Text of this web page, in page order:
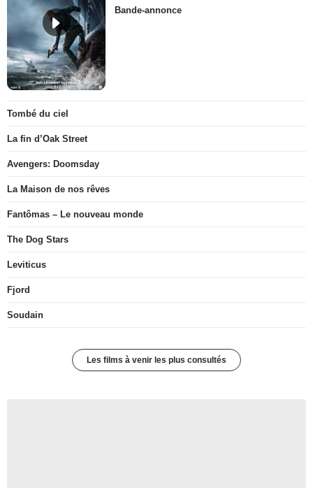
Bande-annonce
Tombé du ciel
La fin d’Oak Street
Avengers: Doomsday
La Maison de nos rêves
Fantômas – Le nouveau monde
The Dog Stars
Leviticus
Fjord
Soudain
Les films à venir les plus consultés